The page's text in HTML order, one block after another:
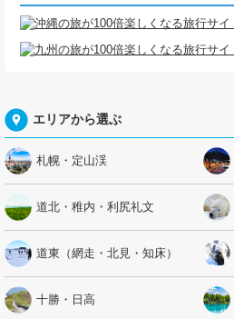
エリアから選ぶ
札幌・定山渓
道北・稚内・利尻礼文
道東（網走・北見・知床）
十勝・日高